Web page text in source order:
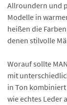
Allroundern und
Modelle in
heißen die
denen stilvolle
Worauf sollte
mit
in Ton
wie echtes Leder